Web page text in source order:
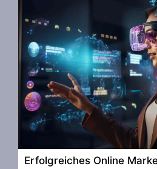
Erfolgreiches Online